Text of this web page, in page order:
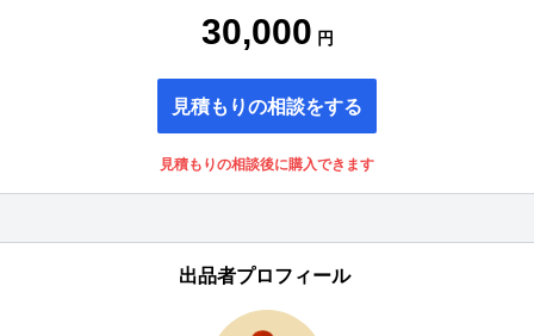
30,000 円
見積もりの相談をする
見積もりの相談後に購入できます
出品者プロフィール